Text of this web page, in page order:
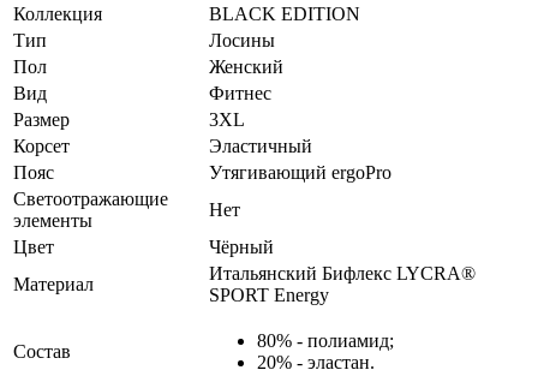
Коллекция
BLACK EDITION
Тип
Лосины
Пол
Женский
Вид
Фитнес
Размер
3XL
Корсет
Эластичный
Пояс
Утягивающий ergoPro
Светоотражающие
элементы
Нет
Цвет
Чёрный
Материал
Итальянский Бифлекс LYCRA®
SPORT Energy
Состав
80% - полиамид;
20% - эластан.